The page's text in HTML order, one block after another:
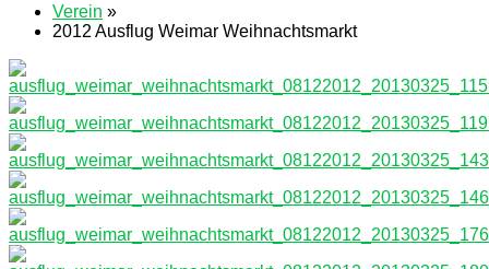
Verein »
2012 Ausflug Weimar Weihnachtsmarkt